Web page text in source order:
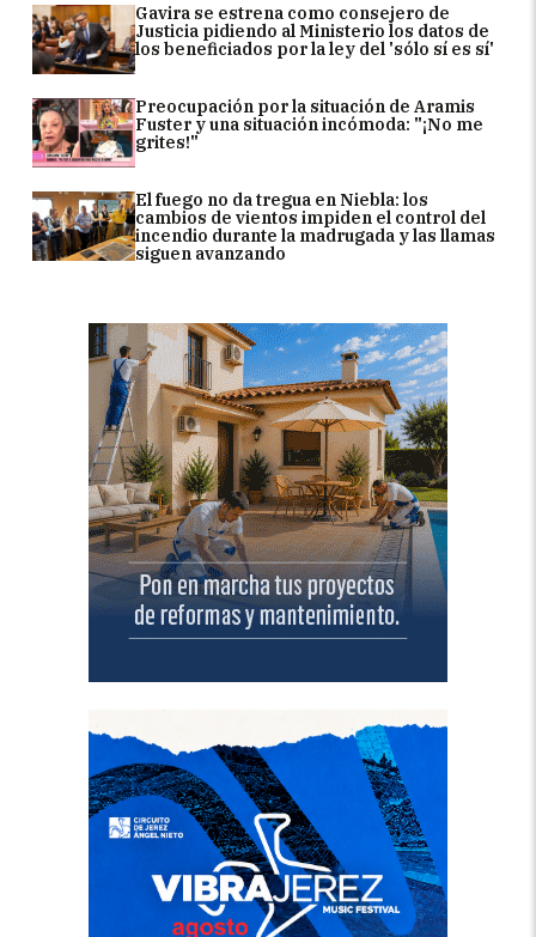
Gavira se estrena como consejero de
Justicia pidiendo al Ministerio los datos de
los beneficiados por la ley del 'sólo sí es sí'
Preocupación por la situación de Aramis
Fuster y una situación incómoda: "¡No me
grites!"
El fuego no da tregua en Niebla: los
cambios de vientos impiden el control del
incendio durante la madrugada y las llamas
siguen avanzando